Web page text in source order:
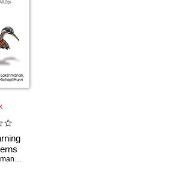
Valliappa Lakshmanan